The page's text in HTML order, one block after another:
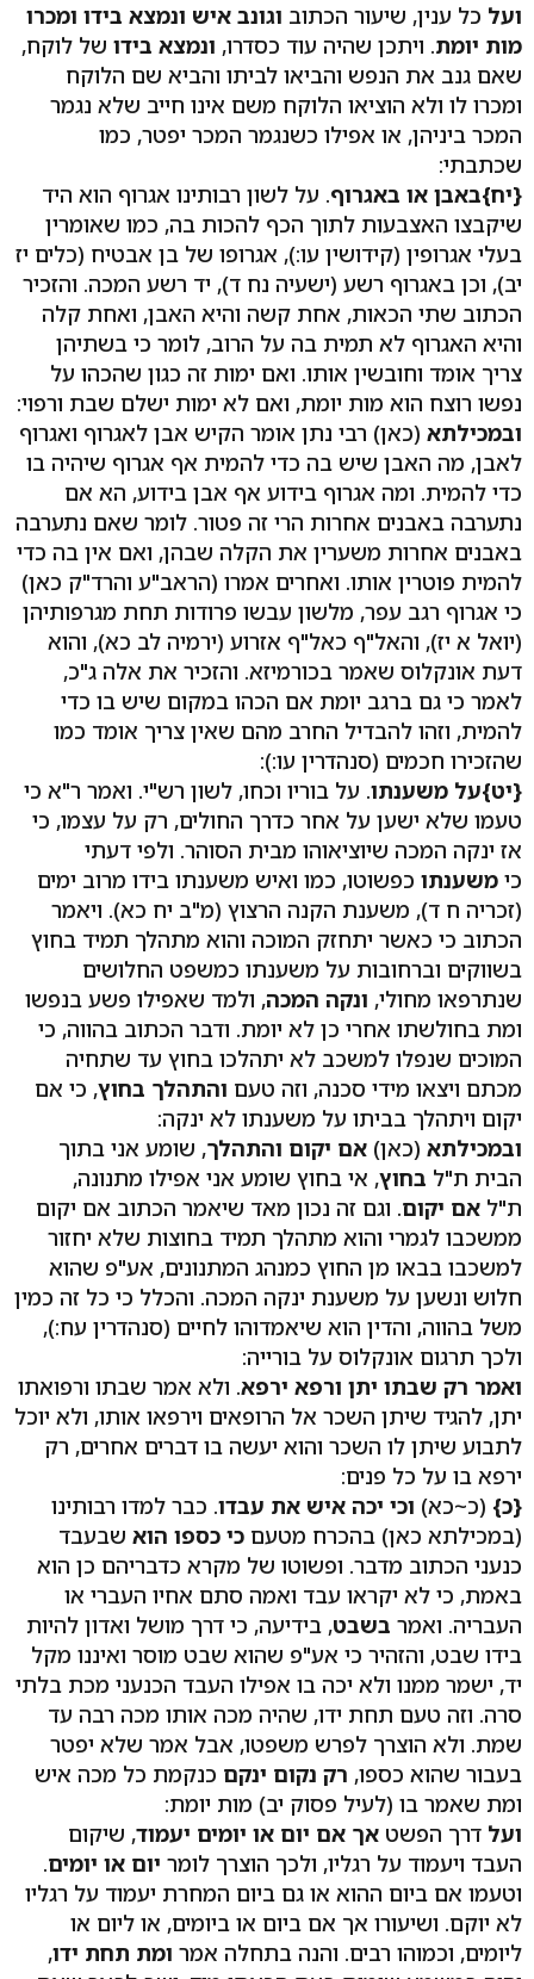
ועל כל ענין, שיעור הכתוב וגונב איש ונמצא בידו ומכרו
מות יומת. ויתכן שהיה עוד כסדרו, ונמצא בידו של לוקח,
שאם גנב את הנפש והביאו לביתו והביא שם הלוקח
ומכרו לו ולא הוציאו הלוקח משם אינו חייב שלא נגמר
המכר ביניהן, או אפילו כשנגמר המכר יפטר, כמו
שכתבתי:
{יח}באבן או באגרוף. על לשון רבותינו אגרוף הוא היד
שיקבצו האצבעות לתוך הכף להכות בה, כמו שאומרין
בעלי אגרופין (קידושין עו:), אגרופו של בן אבטיח (כלים יז
יב), וכן באגרוף רשע (ישעיה נח ד), יד רשע המכה. והזכיר
הכתוב שתי הכאות, אחת קשה והיא האבן, ואחת קלה
והיא האגרוף לא תמית בה על הרוב, לומר כי בשתיהן
צריך אומד וחובשין אותו. ואם ימות זה כגון שהכהו על
נפשו רוצח הוא מות יומת, ואם לא ימות ישלם שבת ורפוי:
ובמכילתא (כאן) רבי נתן אומר הקיש אבן לאגרוף ואגרוף
לאבן, מה האבן שיש בה כדי להמית אף אגרוף שיהיה בו
כדי להמית. ומה אגרוף בידוע אף אבן בידוע, הא אם
נתערבה באבנים אחרות הרי זה פטור. לומר שאם נתערבה
באבנים אחרות משערין את הקלה שבהן, ואם אין בה כדי
להמית פוטרין אותו. ואחרים אמרו (הראב"ע והרד"ק כאן)
כי אגרוף רגב עפר, מלשון עבשו פרודות תחת מגרפותיהן
(יואל א יז), והאל"ף כאל"ף אזרוע (ירמיה לב כא), והוא
דעת אונקלוס שאמר בכורמיזא. והזכיר את אלה ג"כ,
לאמר כי גם ברגב יומת אם הכהו במקום שיש בו כדי
להמית, וזהו להבדיל החרב מהם שאין צריך אומד כמו
שהזכירו חכמים (סנהדרין עו:):
{יט}על משענתו. על בוריו וכחו, לשון רש"י. ואמר ר"א כי
טעמו שלא ישען על אחר כדרך החולים, רק על עצמו, כי
אז ינקה המכה שיוציאוהו מבית הסוהר. ולפי דעתי
כי משענתו כפשוטו, כמו ואיש משענתו בידו מרוב ימים
(זכריה ח ד), משענת הקנה הרצוץ (מ"ב יח כא). ויאמר
הכתוב כי כאשר יתחזק המוכה והוא מתהלך תמיד בחוץ
בשווקים וברחובות על משענתו כמשפט החלושים
שנתרפאו מחולי, ונקה המכה, ולמד שאפילו פשע בנפשו
ומת בחולשתו אחרי כן לא יומת. ודבר הכתוב בהווה, כי
המוכים שנפלו למשכב לא יתהלכו בחוץ עד שתחיה
מכתם ויצאו מידי סכנה, וזה טעם והתהלך בחוץ, כי אם
יקום ויתהלך בביתו על משענתו לא ינקה:
ובמכילתא (כאן) אם יקום והתהלך, שומע אני בתוך
הבית ת"ל בחוץ, אי בחוץ שומע אני אפילו מתנונה,
ת"ל אם יקום. וגם זה נכון מאד שיאמר הכתוב אם יקום
ממשכבו לגמרי והוא מתהלך תמיד בחוצות שלא יחזור
למשכבו בבאו מן החוץ כמנהג המתנונים, אע"פ שהוא
חלוש ונשען על משענת ינקה המכה. והכלל כי כל זה כמין
משל בהווה, והדין הוא שיאמדוהו לחיים (סנהדרין עח:),
ולכך תרגום אונקלוס על בורייה:
ואמר רק שבתו יתן ורפא ירפא. ולא אמר שבתו ורפואתו
יתן, להגיד שיתן השכר אל הרופאים וירפאו אותו, ולא יוכל
לתבוע שיתן לו השכר והוא יעשה בו דברים אחרים, רק
ירפא בו על כל פנים:
{כ} (כ~כא) וכי יכה איש את עבדו. כבר למדו רבותינו
(במכילתא כאן) בהכרח מטעם כי כספו הוא שבעבד
כנעני הכתוב מדבר. ופשוטו של מקרא כדבריהם כן הוא
באמת, כי לא יקראו עבד ואמה סתם אחיו העברי או
העבריה. ואמר בשבט, בידיעה, כי דרך מושל ואדון להיות
בידו שבט, והזהיר כי אע"פ שהוא שבט מוסר ואיננו מקל
יד, ישמר ממנו ולא יכה בו אפילו העבד הכנעני מכת בלתי
סרה. וזה טעם תחת ידו, שהיה מכה אותו מכה רבה עד
שמת. ולא הוצרך לפרש משפטו, אבל אמר שלא יפטר
בעבור שהוא כספו, רק נקום ינקם כנקמת כל מכה איש
ומת שאמר בו (לעיל פסוק יב) מות יומת:
ועל דרך הפשט אך אם יום או יומים יעמוד, שיקום
העבד ויעמוד על רגליו, ולכך הוצרך לומר יום או יומים.
וטעמו אם ביום ההוא או גם ביום המחרת יעמוד על רגליו
לא יוקם. ושיעורו אך אם ביום או ביומים, או ליום או
ליומים, וכמוהו רבים. והנה בתחלה אמר ומת תחת ידו,